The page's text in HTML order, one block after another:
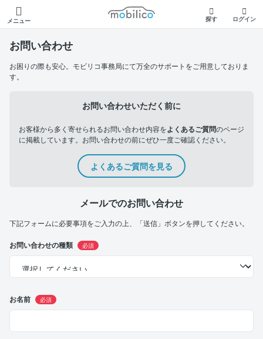
メニュー
モビリコ
探す ログイン
お問い合わせ
お困りの際も安心。モビリコ事務局にて万全のサポートをご用意しておりま
す。
お問い合わせいただく前に
お客様から多く寄せられるお問い合わせ内容をよくあるご質問のページ
に掲載しています。お問い合わせの前にぜひ一度ご確認ください。
よくあるご質問を見る
メールでのお問い合わせ
下記フォームに必要事項をご入力の上、「送信」ボタンを押してください。
お問い合わせの種類 必須
お名前 必須